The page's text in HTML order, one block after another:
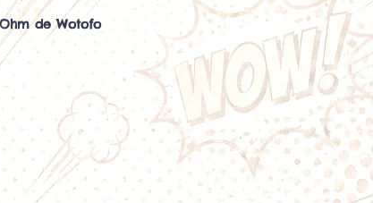
de Wotofo
pre-fabriqués.
Wotofo sont pratiques pour
de
préfabriquées
saveur exceptionnelle avec
vapeur. L’utilisation de
meilleur moyen d’éviter le